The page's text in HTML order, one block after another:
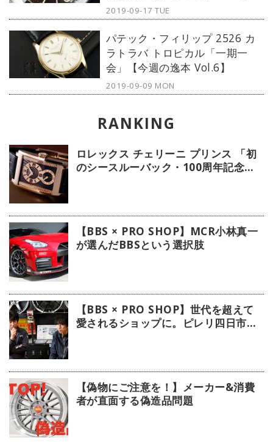
2019-09-17 TUE
パテック・フィリップ 2526 カ
ラトラバ トロピカル「一期一
会」【今週の逸本 Vol.6】
2019-09-09 MON
ロレックス チェリーニ プリンス 「初
のシースルーバック・100周年記念モ
【BBS × PRO SHOP】MCR小林真一
が選んだBBSという選択肢
【BBS × PRO SHOP】世代を超えて
愛されるショップに。ピレリ四日市タ
【偽物にご注意を！】メーカー&消費
者が直面する偽造品問題